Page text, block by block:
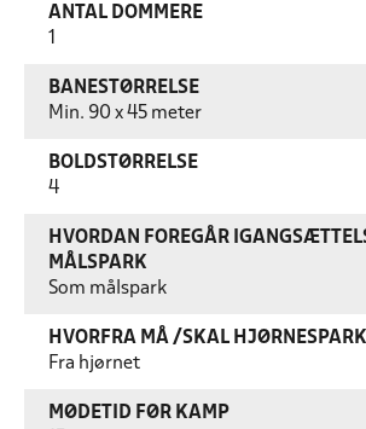
ANTAL DOMMERE
BANESTØRRELSE
Min. 90 x 45 meter
BOLDSTØRRELSE
4
HVORDAN FOREGÅR
MÅLSPARK
Som målspark
HVORFRA MÅ /SKAL
Fra hjørnet
MØDETID FØR KAMP